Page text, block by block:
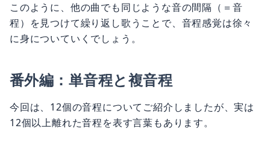
このように、他の曲でも同じような音の間隔（＝音
程）を見つけて繰り返し歌うことで、音程感覚は徐々
に身についていくでしょう。
番外編：単音程と複音程
今回は、12個の音程についてご紹介しましたが、実は
12個以上離れた音程を表す言葉もあります。